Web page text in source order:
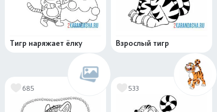
Тигр наряжает ёлку Взрослый тигр
685 533